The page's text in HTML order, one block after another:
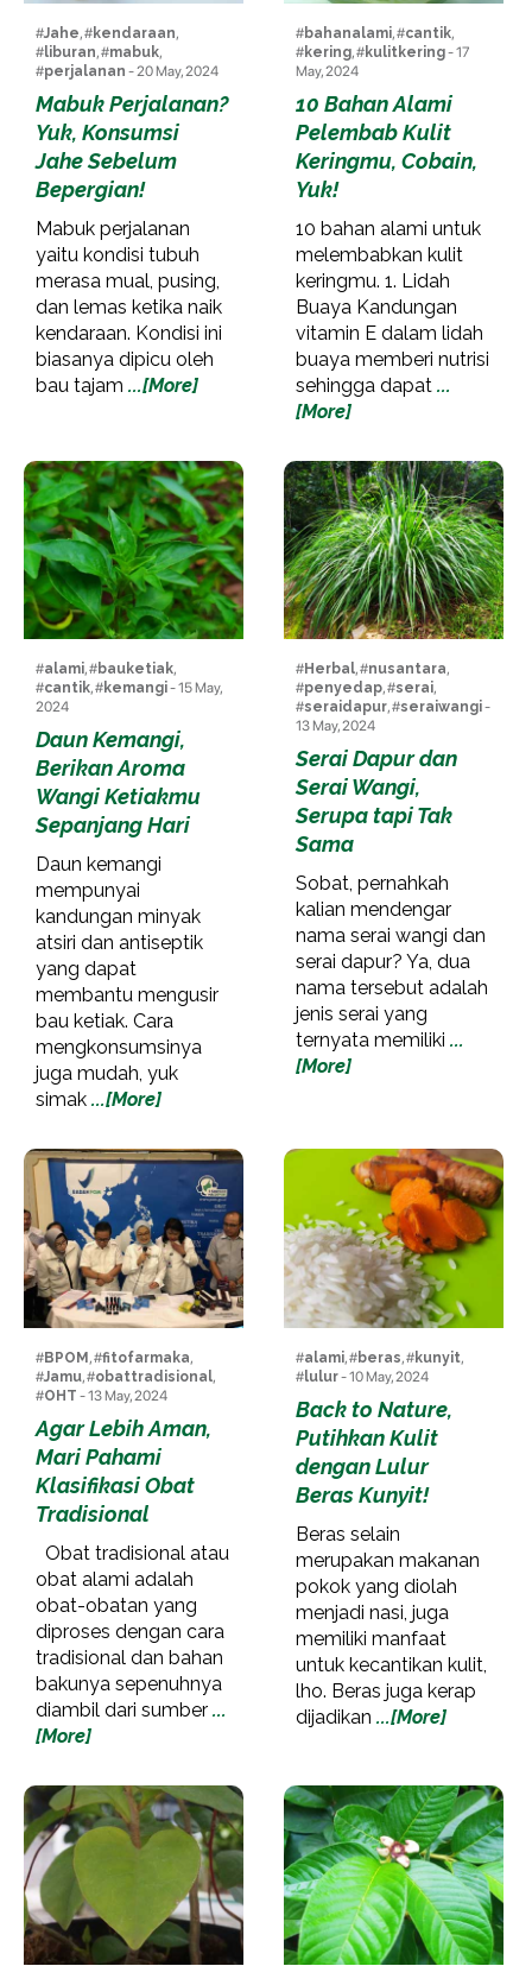
#Jahe, #kendaraan,
#liburan, #mabuk,
#perjalanan - 20 May, 2024
Mabuk Perjalanan?
Yuk, Konsumsi
Jahe Sebelum
Bepergian!
Mabuk perjalanan
yaitu kondisi tubuh
merasa mual, pusing,
dan lemas ketika naik
kendaraan. Kondisi ini
biasanya dipicu oleh
bau tajam ...[More]
#bahanalami, #cantik,
#kering, #kulitkering- 17
May, 2024
10 Bahan Alami
Pelembab Kulit
Keringmu, Cobain,
Yuk!
10 bahan alami untuk
melembabkan kulit
keringmu. 1. Lidah
Buaya Kandungan
vitamin E dalam lidah
buaya memberi nutrisi
sehingga dapat ...
[More]
#alami, #bauketiak,
#cantik, #kemangi- 15 May,
2024
Daun Kemangi,
Berikan Aroma
Wangi Ketiakmu
Sepanjang Hari
Daun kemangi
mempunyai
kandungan minyak
atsiri dan antiseptik
yang dapat
membantu mengusir
bau ketiak. Cara
mengkonsumsinya
juga mudah, yuk
simak ...[More]
#Herbal, #nusantara,
#penyedap, #serai,
#seraidapur, #seraiwangi-
13 May, 2024
Serai Dapur dan
Serai Wangi,
Serupa tapi Tak
Sama
Sobat, pernahkah
kalian mendengar
nama serai wangi dan
serai dapur? Ya, dua
nama tersebut adalah
jenis serai yang
ternyata memiliki ...
[More]
#BPOM , #fitofarmaka,
#Jamu, #obattradisional,
#OHT - 13 May, 2024
Agar Lebih Aman,
Mari Pahami
Klasifikasi Obat
Tradisional
Obat tradisional atau
obat alami adalah
obat-obatan yang
diproses dengan cara
tradisional dan bahan
bakunya sepenuhnya
diambil dari sumber ...
[More]
#alami, #beras, #kunyit,
#lulur- 10 May, 2024
Back to Nature,
Putihkan Kulit
dengan Lulur
Beras Kunyit!
Beras selain
merupakan makanan
pokok yang diolah
menjadi nasi, juga
memiliki manfaat
untuk kecantikan kulit,
lho. Beras juga kerap
dijadikan ...[More]